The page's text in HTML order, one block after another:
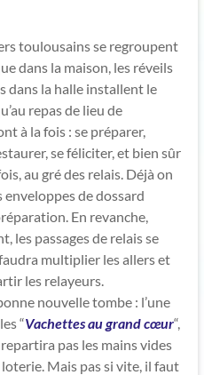
toulousains se regroupent
dans la maison, les réveils
dans la halle installent le
repas de lieu de
à la fois : se préparer,
se féliciter, et bien sûr
au gré des relais. Déjà on
enveloppes de dossard
En revanche,
les passages de relais se
multiplier les allers et
les relayeurs.
nouvelle tombe : l’une
“Vachettes au grand cœur“,
pas les mains vides
loterie. Mais pas si vite, il faut